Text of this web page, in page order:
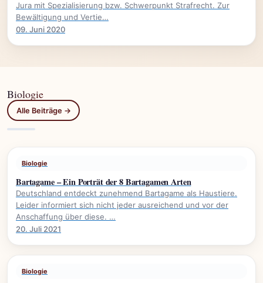
Jura mit Spezialisierung bzw. Schwerpunkt Strafrecht. Zur
Bewältigung und Vertie…
09. Juni 2020
Biologie
Alle Beiträge →
Biologie
Bartagame – Ein Porträt der 8 Bartagamen Arten
Deutschland entdeckt zunehmend Bartagame als Haustiere.
Leider informiert sich nicht jeder ausreichend und vor der
Anschaffung über diese. …
20. Juli 2021
Biologie